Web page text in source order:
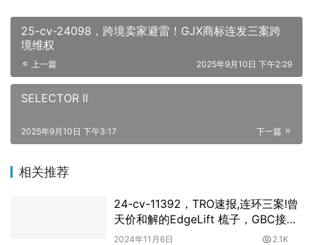
25-cv-24098，跨境卖家避雷！GJX商标连发三案跨
境维权
上一篇 2025年9月10日 下午2:29
SELECTOR II
下一篇
2025年9月10日 下午3:17
相关推荐
24-cv-11392，TRO速报,连环三案!曾
天价和解的EdgeLift 梳子，GBC接手
强势回归！
2024年11月6日 2.1K